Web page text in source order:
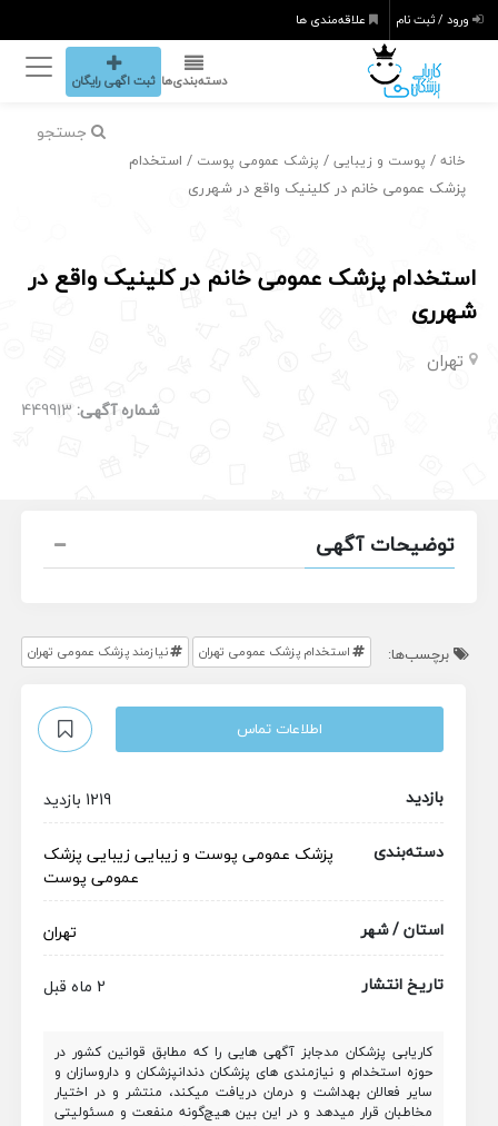
ورود / ثبت نام علاقه‌مندی ها
دسته‌بندی‌ها ثبت اگهی رایگان
جستجو
خانه / پوست و زیبایی / پزشک عمومی پوست / استخدام
پزشک عمومی خانم در کلینیک واقع در شهرری
استخدام پزشک عمومی خانم در کلینیک واقع در
شهرری
تهران
شماره آگهی: 449913
توضیحات آگهی
برچسب‌ها: استخدام پزشک عمومی تهران نیازمند پزشک عمومی تهران
اطلاعات تماس
بازدید
1219 بازدید
دسته‌بندی
پزشک عمومی پوست و زیباییزیبایی پزشک
عمومی پوست
استان / شهر
تهران
تاریخ انتشار
2 ماه قبل
کاریابی پزشکان مدجابز آگهی هایی را که مطابق قوانین کشور در
حوزه استخدام و نیازمندی های پزشکان دندانپزشکان و داروسازان و
سایر فعالان بهداشت و درمان دریافت میکند، منتشر و در اختیار
مخاطبان قرار میدهد و در این بین هیچ‌گونه منفعت و مسئولیتی